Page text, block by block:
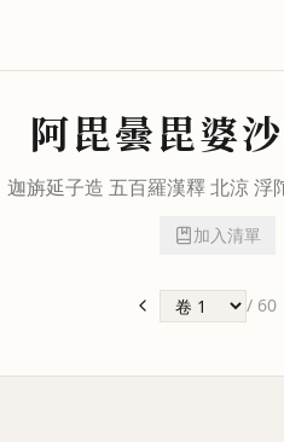
阿毘曇毘婆
迦旃延子造 五百羅漢釋 北涼浮
加入清單
/ 60